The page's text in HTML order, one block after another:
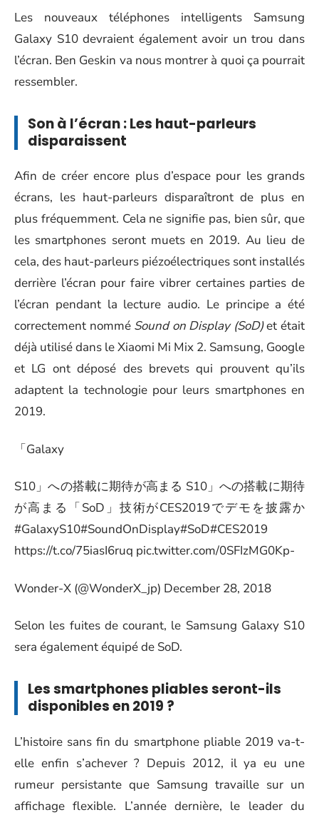
Les nouveaux téléphones intelligents Samsung
Galaxy S10 devraient également avoir un trou dans
l’écran. Ben Geskin va nous montrer à quoi ça pourrait
ressembler.
Son à l’écran : Les haut-parleurs
disparaissent
Afin de créer encore plus d’espace pour les grands
écrans, les haut-parleurs disparaîtront de plus en
plus fréquemment. Cela ne signifie pas, bien sûr, que
les smartphones seront muets en 2019. Au lieu de
cela, des haut-parleurs piézoélectriques sont installés
derrière l’écran pour faire vibrer certaines parties de
l’écran pendant la lecture audio. Le principe a été
correctement nommé Sound on Display (SoD)et était
déjà utilisé dans leXiaomi Mi Mix 2. Samsung, Google
et LG ont déposé des brevets qui prouvent qu’ils
adaptent la technologie pour leurs smartphones en
2019.
「Galaxy
S10」への搭載に期待が高まる S10」への搭載に期待
が高まる「SoD」技術がCES2019でデモを披露か
#GalaxyS10#SoundOnDisplay#SoD#CES2019
https://t.co/75iasI6ruq pic.twitter.com/0SFIzMG0Kp-
Wonder-X (@WonderX_jp) December 28, 2018
Selon les fuites de courant, le Samsung Galaxy S10
sera également équipé de SoD.
Les smartphones pliables seront-ils
disponibles en 2019 ?
L’histoire sans fin du smartphone pliable 2019 va-t-
elle enfin s’achever ? Depuis 2012, il ya eu une
rumeur persistante que Samsung travaille sur un
affichage flexible. L’année dernière, le leader du